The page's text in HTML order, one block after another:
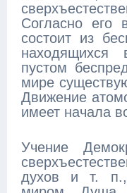
Согласно его
состоит из
пустом
мире
Движение
имеет начала
Учение
духов и т.